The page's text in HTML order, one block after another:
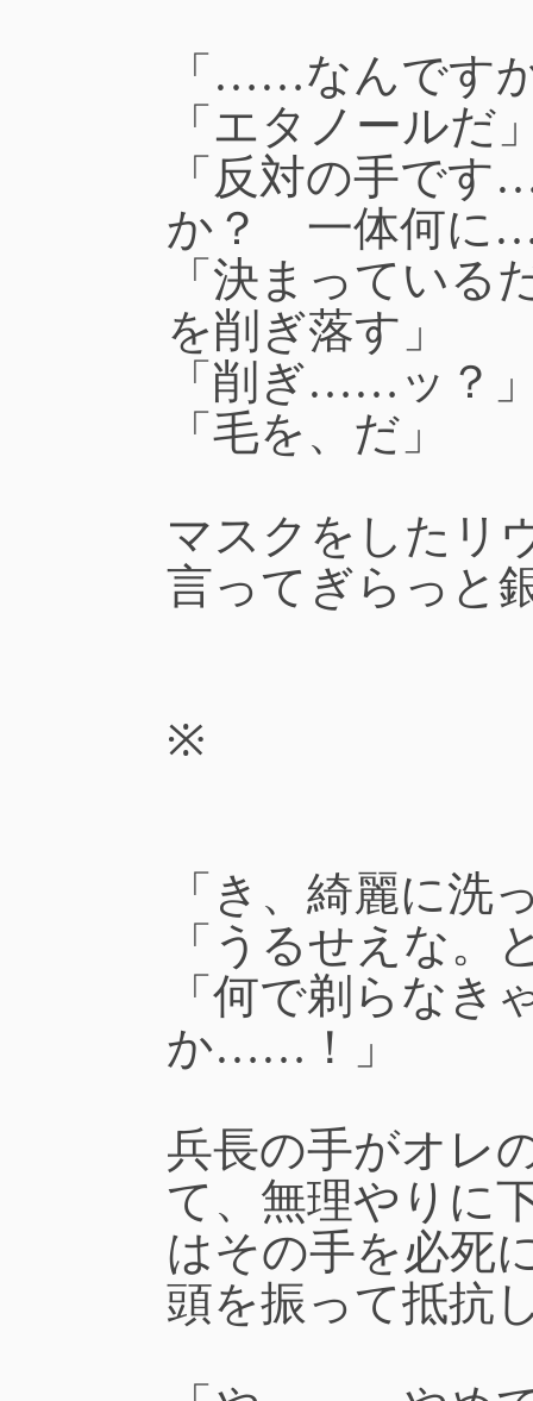
「……なんです
「エタノールだ
「反対の手で
か？ 一体何に
「決まっている
を削ぎ落す」
「削ぎ……ッ？
「毛を、だ」
マスクをしたリ
言ってぎらっと
※
「き、綺麗に洗
「うるせえな。
「何で剃らなき
か……！」
兵長の手がオレ
て、無理やりに
はその手を必死
頭を振って抵抗